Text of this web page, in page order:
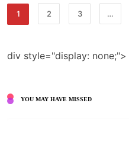
1 2 3 …
div style="display: none;">
YOU MAY HAVE MISSED